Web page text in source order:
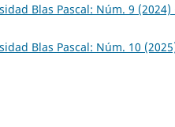
Blas Pascal: Núm. 9 (2024)
Blas Pascal: Núm. 10